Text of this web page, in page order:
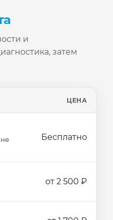
и
затем
ЦЕНА
Бесплатно
от 2 500 ₽